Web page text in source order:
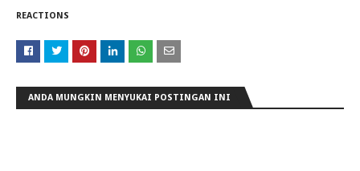
REACTIONS
ANDA MUNGKIN MENYUKAI POSTINGAN INI